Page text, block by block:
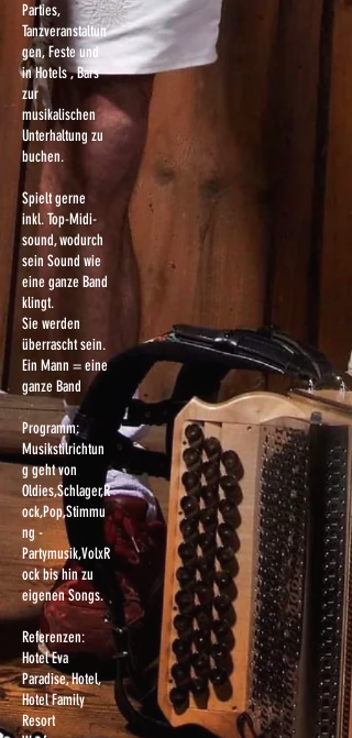
Parties,
Tanzveranstaltun
gen, Feste und
in Hotels , Bars
zur
musikalischen
Unterhaltung zu
buchen.
Spielt gerne
inkl. Top-Midi-
sound, wodurch
sein Sound wie
eine ganze Band
klingt.
Sie werden
überrascht sein.
Ein Mann = eine
ganze Band
Programm:
Musikstilrichtun
g geht von
Oldies,Schlager,R
ock,Pop,Stimmu
ng -
Partymusik,VolxR
ock bis hin zu
eigenen Songs.
Referenzen:
Hotel Eva
Paradise, Hotel,
Hotel Family
Resort